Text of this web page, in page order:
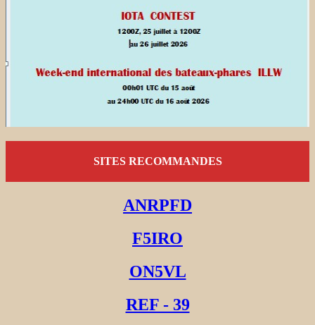
SITES RECOMMANDES
ANRPFD
F5IRO
ON5VL
REF - 39